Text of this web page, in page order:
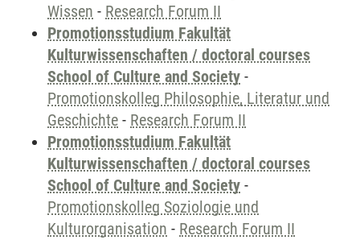
Wissen - Research Forum II
Promotionsstudium Fakultät
Kulturwissenschaften / doctoral courses
School of Culture and Society -
Promotionskolleg Philosophie, Literatur und
Geschichte - Research Forum II
Promotionsstudium Fakultät
Kulturwissenschaften / doctoral courses
School of Culture and Society -
Promotionskolleg Soziologie und
Kulturorganisation - Research Forum II